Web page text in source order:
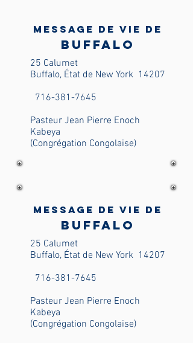
Message de vie de
Buffalo
25 Calumet
Buffalo, État de New York 14207
716-381-7645
Pasteur Jean Pierre Enoch
Kabeya
(Congrégation Congolaise)
Message de vie de
Buffalo
25 Calumet
Buffalo, État de New York 14207
716-381-7645
Pasteur Jean Pierre Enoch
Kabeya
(Congrégation Congolaise)